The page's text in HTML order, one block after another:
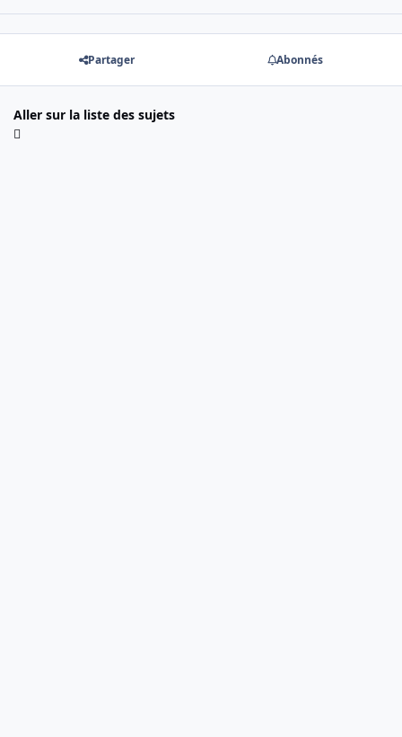
Partager Abonnés
Aller sur la liste des sujets